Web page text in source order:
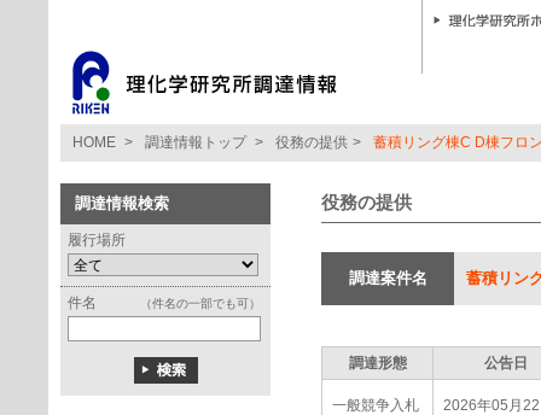
HOME > 調達情報トップ > 役務の提供 > 蓄積リング棟C D棟フロ
調達情報検索
履行場所
件名 （件名の一部でも可）
役務の提供
調達案件名 蓄積リン
調達形態 公告日
一般競争入札 2026年05月